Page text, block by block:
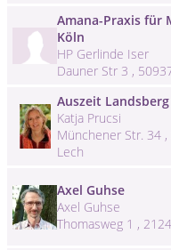
Amana-Praxis für
Köln
HP Gerlinde Iser
Dauner Str 3 ,
Auszeit Landsberg
Katja Prucsi
Münchener Str. 34
Lech
Axel Guhse
Axel Guhse
Thomasweg 1 ,